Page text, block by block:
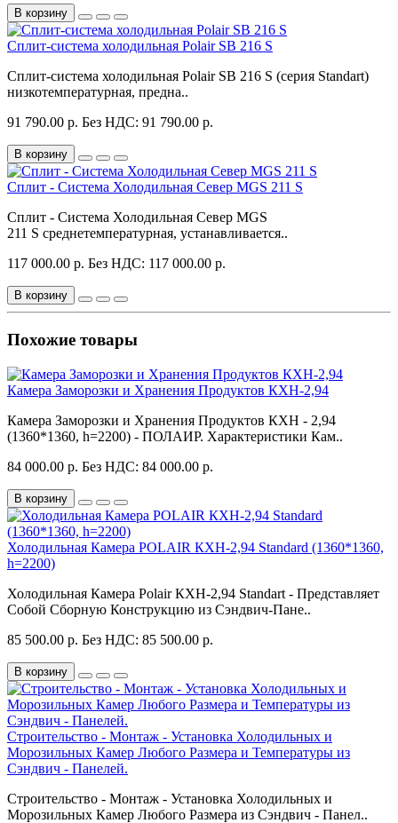
В корзину
Сплит-система холодильная Polair SB 216 S
Сплит-система холодильная Polair SB 216 S (серия Standart)
низкотемпературная, предна..
91 790.00 р. Без НДС: 91 790.00 р.
В корзину
Сплит - Система Холодильная Север MGS 211 S
Сплит - Система Холодильная Север MGS
211 S среднетемпературная, устанавливается..
117 000.00 р. Без НДС: 117 000.00 р.
В корзину
Похожие товары
Камера Заморозки и Хранения Продуктов КХН-2,94
Камера Заморозки и Хранения Продуктов КХН - 2,94
(1360*1360, h=2200) - ПОЛАИР. Характеристики Кам..
84 000.00 р. Без НДС: 84 000.00 р.
В корзину
Холодильная Камера POLAIR КХН-2,94 Standard (1360*1360,
h=2200)
Холодильная Камера Polair КХН-2,94 Standart - Представляет
Собой Сборную Конструкцию из Сэндвич-Пане..
85 500.00 р. Без НДС: 85 500.00 р.
В корзину
Строительство - Монтаж - Установка Холодильных и
Морозильных Камер Любого Размера и Температуры из
Сэндвич - Панелей.
Строительство - Монтаж - Установка Холодильных и
Морозильных Камер Любого Размера из Сэндвич - Панел..